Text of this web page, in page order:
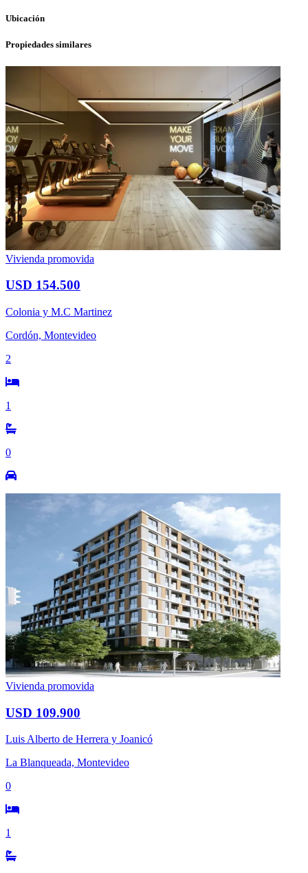
Ubicación
Propiedades similares
Vivienda promovida
USD 154.500
Colonia y M.C Martinez
Cordón, Montevideo
2
1
0
Vivienda promovida
USD 109.900
Luis Alberto de Herrera y Joanicó
La Blanqueada, Montevideo
0
1